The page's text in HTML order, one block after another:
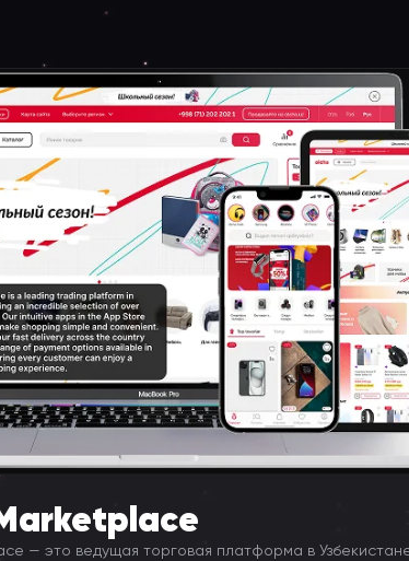
— это ведущая торговая платформа в